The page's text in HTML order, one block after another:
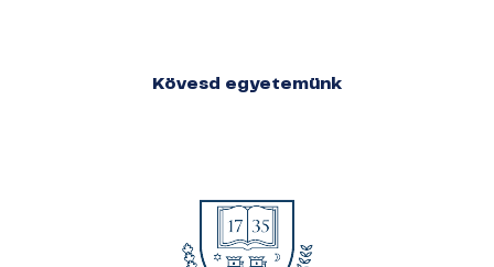
Kövesd egyetemünk